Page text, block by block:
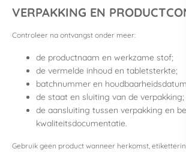
VERPAKKING EN
Controleer na ontvangst onder meer:
de productnaam en werkzame stof;
de vermelde inhoud en tabletsterkte;
batchnummer en
de staat en sluiting van de verpakking;
de aansluiting tussen verpakking en
kwaliteitsdocumentatie.
Gebruik geen product wanneer herkomst,